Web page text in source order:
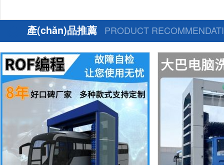
產(chǎn)品推薦 PRODUCT